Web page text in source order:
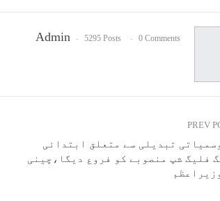
Admin 5295 Posts 0 Comments
تبدیلی سے متعلق ابتدائی
فلیگ شپ منصوبے کو فروع دیگا،چینی